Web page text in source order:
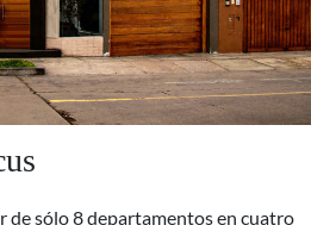
de sólo 8 departamentos en cuatro